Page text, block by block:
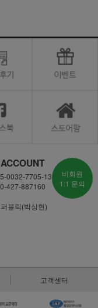
0032-7705-13
427-887160
블릭(박상현)
비회원
1:1 문의
고객센터